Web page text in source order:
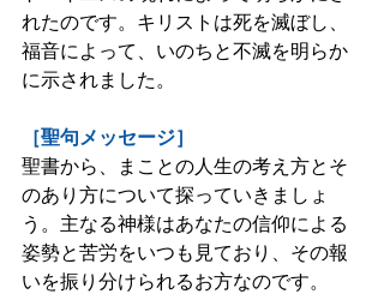
れたのです。キリストは死を滅ぼし、
福音によって、いのちと不滅を明らか
に示されました。
［聖句メッセージ］
聖書から、まことの人生の考え方とそ
のあり方について探っていきましょ
う。主なる神様はあなたの信仰による
姿勢と苦労をいつも見ており、その報
いを振り分けられるお方なのです。